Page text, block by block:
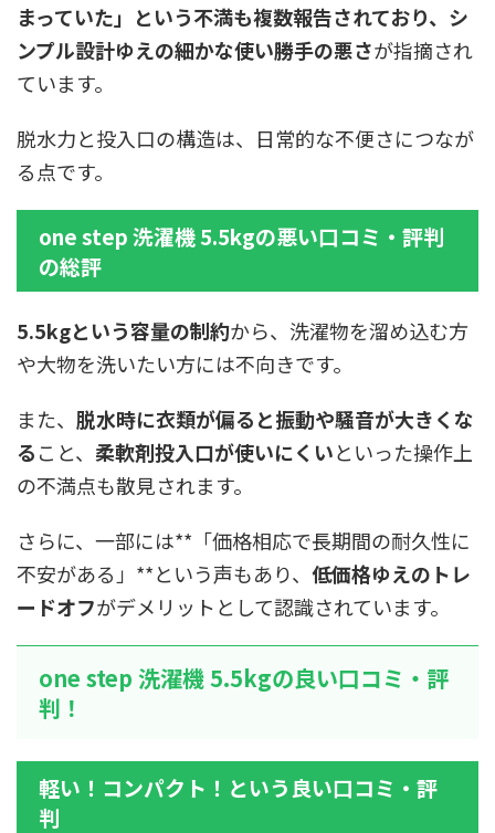
まっていた」 という不満も複数報告されており、シ
ンプル設計ゆえの細かな使い勝手の悪さが指摘され
ています。
脱水力と投入口の構造は、日常的な不便さにつなが
る点です。
one step 洗濯機 5.5kgの悪い口コミ・評判
の総評
5.5kgという容量の制約から、洗濯物を溜め込む方
や大物を洗いたい方には不向きです。
また、 脱水時に衣類が偏ると振動や騒音が大きくな
ること、 柔軟剤投入口が使いにくいといった操作上
の不満点も散見されます。
さらに、一部には**「価格相応で長期間の耐久性に
不安がある」**という声もあり、 低価格ゆえのトレ
ードオフがデメリットとして認識されています。
one step 洗濯機 5.5kgの良い口コミ・評
判！
軽い！コンパクト！という良い口コミ・評
判